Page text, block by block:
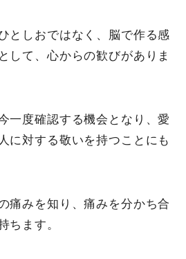
としおではなく、脳で作る感
して、心からの歓びがありま
一度確認する機会となり、愛
に対する敬いを持つことにも
痛みを知り、痛みを分かち合
ちます。